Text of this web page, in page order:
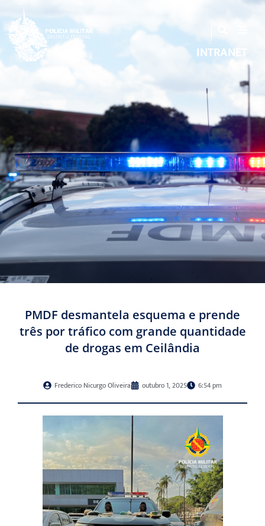
INTRANET
PMDF desmantela esquema e prende
três por tráfico com grande quantidade
de drogas em Ceilândia
Frederico Nicurgo Oliveira outubro 1, 2025 6:54 pm